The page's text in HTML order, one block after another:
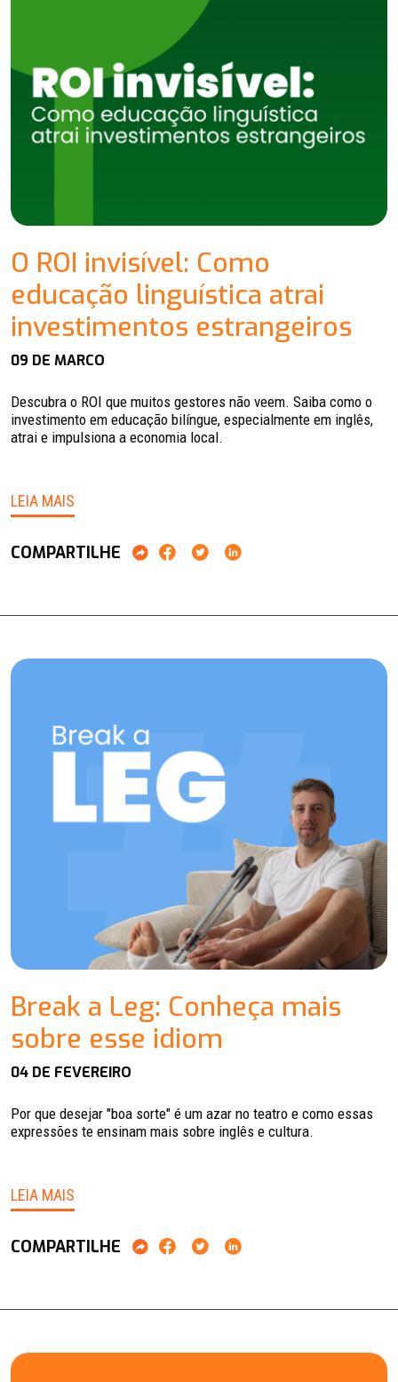
O ROI invisível: Como
educação linguística atrai
investimentos estrangeiros
09 DE MARCO
Descubra o ROI que muitos gestores não veem. Saiba como o
investimento em educação bilíngue, especialmente em inglês,
atrai e impulsiona a economia local.
LEIA MAIS
COMPARTILHE
Break a Leg: Conheça mais
sobre esse idiom
04 DE FEVEREIRO
Por que desejar "boa sorte" é um azar no teatro e como essas
expressões te ensinam mais sobre inglês e cultura.
LEIA MAIS
COMPARTILHE